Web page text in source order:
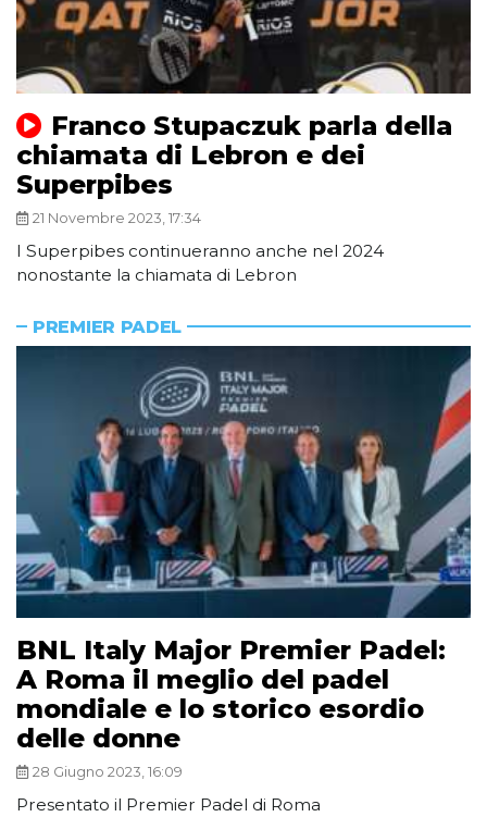
Franco Stupaczuk parla della
chiamata di Lebron e dei
Superpibes
21 Novembre 2023, 17:34
I Superpibes continueranno anche nel 2024
nonostante la chiamata di Lebron
PREMIER PADEL
BNL Italy Major Premier Padel:
A Roma il meglio del padel
mondiale e lo storico esordio
delle donne
28 Giugno 2023, 16:09
Presentato il Premier Padel di Roma